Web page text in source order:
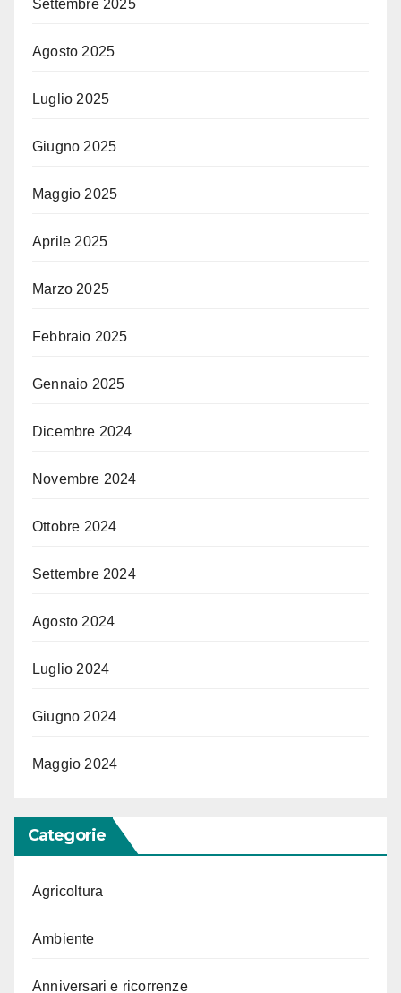
Settembre 2025
Agosto 2025
Luglio 2025
Giugno 2025
Maggio 2025
Aprile 2025
Marzo 2025
Febbraio 2025
Gennaio 2025
Dicembre 2024
Novembre 2024
Ottobre 2024
Settembre 2024
Agosto 2024
Luglio 2024
Giugno 2024
Maggio 2024
Categorie
Agricoltura
Ambiente
Anniversari e ricorrenze